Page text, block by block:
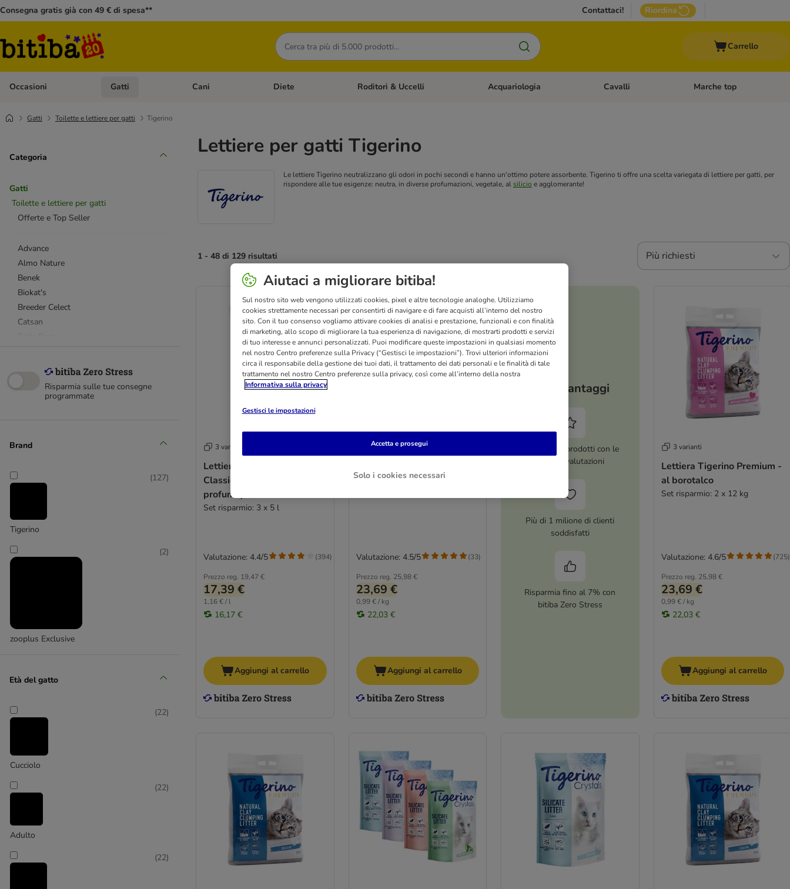
Consegna gratis già con 49 € di spesa** Contattaci! Riordina
Cerca
Carrello
Occasioni Apri Menù Categoria: Occasioni
Gatti Apri Menù Categoria: Gatti
Cani Apri Menù Categoria: Cani
Diete Apri Menù Categoria: Diete
Roditori & Uccelli Apri Menù Categoria: Roditori & Uccelli
Acquariologia Apri Menù Categoria: Acquariologia
Cavalli Apri Menù Categoria: Cavalli
Marche top
Gatti Toilette e lettiere per gatti Tigerino
Categoria
Gatti
Toilette e lettiere per gatti
Offerte e Top Seller
Advance
Almo Nature
Benek
Biokat's
Breeder Celect
Catsan
Greenwoods
Intersand Extreme Classic
Sanicat Professional
World's Best Cat Litter
Vegetali
Lettiere agglomeranti
Toilette
Risparmia sulle tue consegne
programmate
Brand
Tigerino
(127)
zooplus Exclusive
(2)
Età del gatto
Cucciolo
(22)
Adulto
(22)
(22)
Lettiere per gatti Tigerino
Le lettiere Tigerino neutralizzano gli odori in pochi secondi e hanno un'ottimo potere assorbente. Tigerino ti offre una scelta variegata di lettiere per gatti, per
rispondere alle tue esigenze: neutra, in diverse profumazioni, vegetale, alsilicio e agglomerante!
1 - 48 di 129 risultati Più richiesti
3 varianti
Lettiera Tigerino Crystals
Classic Sensitive (senza
profumo)
Set risparmio: 3 x 5 l
Prezzo reg. 19,47 €
17,39 €
1,16 € / l
16,17 €
Valutazione: 4.4/5 (394)
Aggiungi al carrello
6 varianti
Lettiera Tigerino Premium
Prezzo reg. 25,98 €
23,69 €
0,99 € / kg
22,03 €
Valutazione: 4.5/5 (33)
Aggiungi al carrello
I tuoi vantaggi
Oltre 8.000 prodotti con le
migliori valutazioni
Più di 1 milione di clienti
soddisfatti
Risparmia fino al 7% con
bitiba Zero Stress
3 varianti
Lettiera Tigerino Premium -
al borotalco
Set risparmio: 2 x 12 kg
Prezzo reg. 25,98 €
23,69 €
0,99 € / kg
22,03 €
Valutazione: 4.6/5 (725)
Aggiungi al carrello
Aiutaci a migliorare bitiba!
Sul nostro sito web vengono utilizzati cookies, pixel e altre tecnologie analoghe. Utilizziamo
cookies strettamente necessari per consentirti di navigare e di fare acquisti all’interno del nostro
sito. Con il tuo consenso vogliamo attivare cookies di analisi e prestazione, funzionali e con finalità
di marketing, allo scopo di migliorare la tua esperienza di navigazione, di mostrarti prodotti e servizi
di tuo interesse e annunci personalizzati. Puoi modificare queste impostazioni in qualsiasi momento
nel nostro Centro preferenze sulla Privacy (“Gestisci le impostazioni”). Trovi ulteriori informazioni
circa il responsabile della gestione dei tuoi dati, il trattamento dei dati personali e le finalità di tale
trattamento nel nostro Centro preferenze sulla privacy, così come all’interno della nostra
Informativa sulla privacy
Gestisci le impostazioni
Solo i cookies necessari
Accetta e prosegui